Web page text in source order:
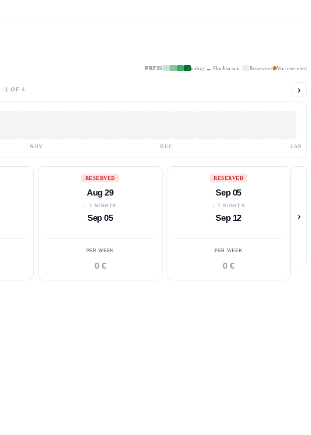
PREIS niedrig → Hochsaison Reserviert Vorreserviert
1 OF 4 ›
NOV DEC JAN
RESERVED
Aug 29
↓ 7 NIGHTS
Sep 05
PER WEEK
0 €
RESERVED
Sep 05
↓ 7 NIGHTS
Sep 12
PER WEEK
0 €
›